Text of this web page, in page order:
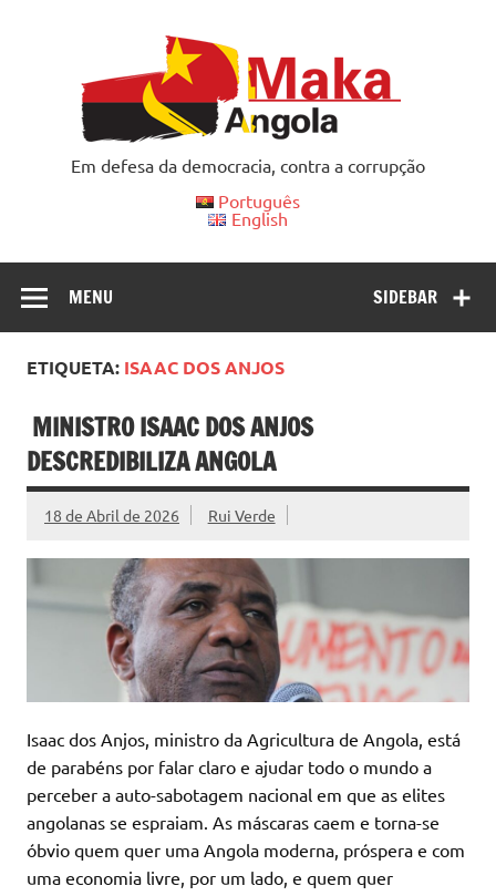
Em defesa da democracia, contra a corrupção
Português
English
SIDEBAR
MENU
ETIQUETA: ISAAC DOS ANJOS
MINISTRO ISAAC DOS ANJOS
DESCREDIBILIZA ANGOLA
18 de Abril de 2026 Rui Verde
Isaac dos Anjos, ministro da Agricultura de Angola, está
de parabéns por falar claro e ajudar todo o mundo a
perceber a auto-sabotagem nacional em que as elites
angolanas se espraiam. As máscaras caem e torna-se
óbvio quem quer uma Angola moderna, próspera e com
uma economia livre, por um lado, e quem quer